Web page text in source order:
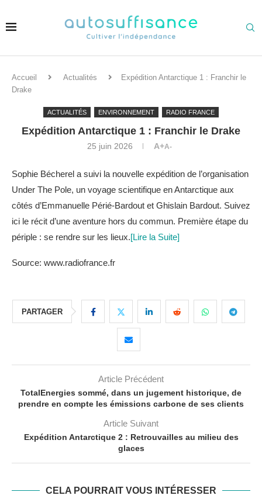
Accueil Actualités
Expédition Antarctique 1 : Franchir le
Drake
ACTUALITÉS ENVIRONNEMENT RADIO FRANCE
Expédition Antarctique 1 : Franchir le Drake
25 juin 2026 A+A-
Sophie Bécherel a suivi la nouvelle expédition de l’organisation
Under The Pole, un voyage scientifique en Antarctique aux
côtés d’Emmanuelle Périé-Bardout et Ghislain Bardout. Suivez
ici le récit d’une aventure hors du commun. Première étape du
périple : se rendre sur les lieux.[Lire la Suite]
Source: www.radiofrance.fr
PARTAGER
Article Précédent
TotalEnergies sommé, dans un jugement historique, de
prendre en compte les émissions carbone de ses clients
Article Suivant
Expédition Antarctique 2 : Retrouvailles au milieu des
glaces
CELA POURRAIT VOUS INTÉRESSER